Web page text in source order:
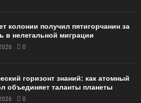
колонии получил пятигорчанин за
в нелегальной миграции
0
горизонт знаний: как атомный
объединяет таланты планеты
0